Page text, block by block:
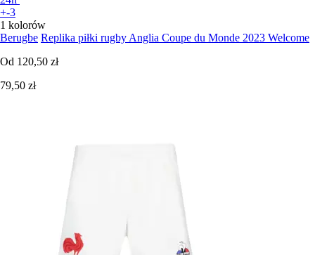
+-3
1 kolorów
Berugbe Replika piłki rugby Anglia Coupe du Monde 2023 Welcome
Od 120,50 zł
79,50 zł